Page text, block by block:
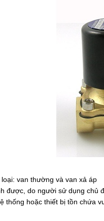
van thường và van xả áp
được, do người sử dụng chủ
thống hoặc thiết bị tồn